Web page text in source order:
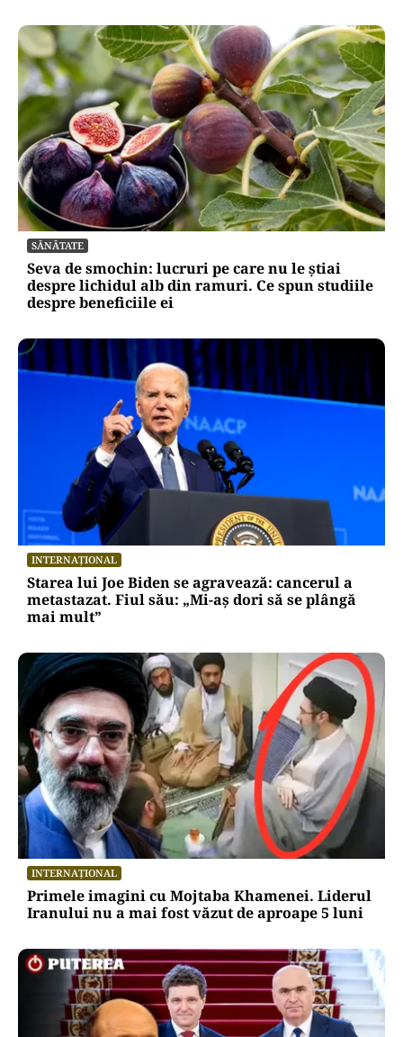
SĂNĂTATE
Seva de smochin: lucruri pe care nu le știai
despre lichidul alb din ramuri. Ce spun studiile
despre beneficiile ei
INTERNAȚIONAL
Starea lui Joe Biden se agravează: cancerul a
metastazat. Fiul său: „Mi-aș dori să se plângă
mai mult”
INTERNAȚIONAL
Primele imagini cu Mojtaba Khamenei. Liderul
Iranului nu a mai fost văzut de aproape 5 luni